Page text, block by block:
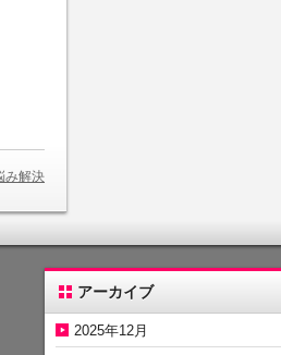
み解決
アーカイブ
2025年12月